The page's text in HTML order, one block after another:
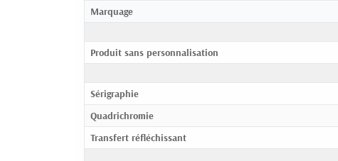
Marquage
Produit sans personnalisation
Sérigraphie
Quadrichromie
Transfert réfléchissant